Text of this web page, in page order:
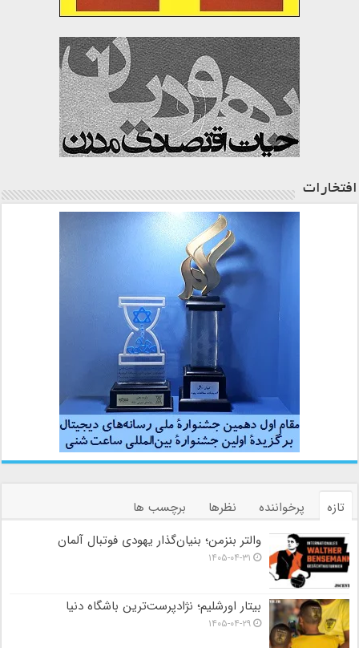
افتخارات
تازه پرخواننده نظرها
برچسب ها
والتر بنزمن؛ بنیان‌گذار یهودی فوتبال آلمان
۱۴۰۵-۰۴-۳۱
بیتار اورشلیم؛ نژادپرست‌ترین باشگاه دنیا
۱۴۰۵-۰۴-۲۹